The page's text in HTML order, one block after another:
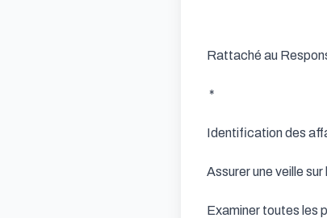
Rattaché au
Identification des
Assurer une veille
Examiner toutes les